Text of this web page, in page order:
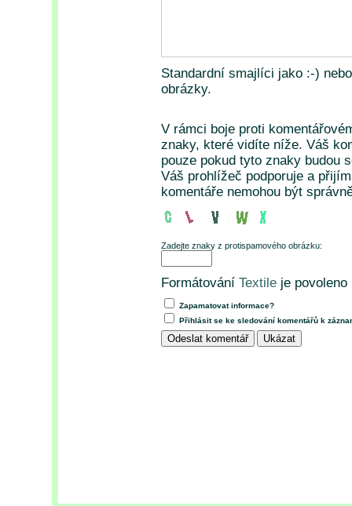
Standardní smajlíci jako :-)
obrázky.
V rámci boje proti
znaky, které vidíte níže. Váš
pouze pokud tyto znaky budou
Váš prohlížeč podporuje a
komentáře nemohou být
Zadejte znaky z protispamového obrázku:
FormátováníTextile je povoleno
Zapamatovat informace?
Přihlásit se ke sledování komentářů k